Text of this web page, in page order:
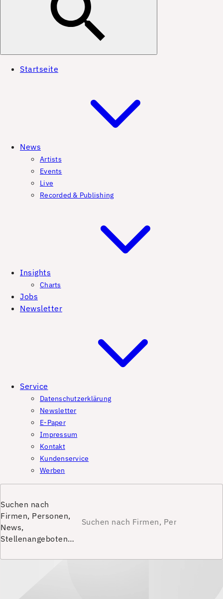
Startseite
News
Artists
Events
Live
Recorded & Publishing
Insights
Charts
Jobs
Newsletter
Service
Datenschutzerklärung
Newsletter
E-Paper
Impressum
Kontakt
Kundenservice
Werben
Suchen nach
Firmen, Personen,
News,
Stellenangeboten…